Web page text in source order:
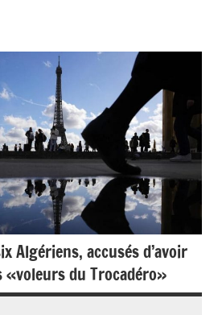
Algériens, accusés d’avoir
du Trocadéro»